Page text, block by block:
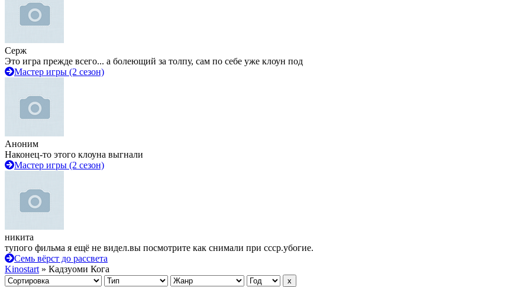
Серж
Это игра прежде всего... а болеющий за толпу, сам по себе уже клоун под
Мастер игры (2 сезон)
Аноним
Наконец-то этого клоуна выгнали
Мастер игры (2 сезон)
никита
тупого фильма я ещё не видел.вы посмотрите как снимали при ссср.убогие.
Семь вёрст до рассвета
Kinostart » Кадзуоми Кога